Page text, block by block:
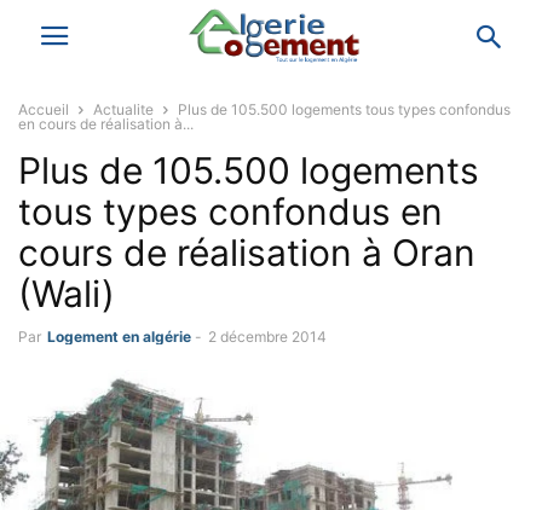
Accueil Actualite
Plus de 105.500 logements tous types confondus
en cours de réalisation à...
Plus de 105.500 logements
tous types confondus en
cours de réalisation à Oran
(Wali)
Par Logement en algérie - 2 décembre 2014